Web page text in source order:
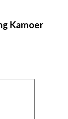
Kamoer